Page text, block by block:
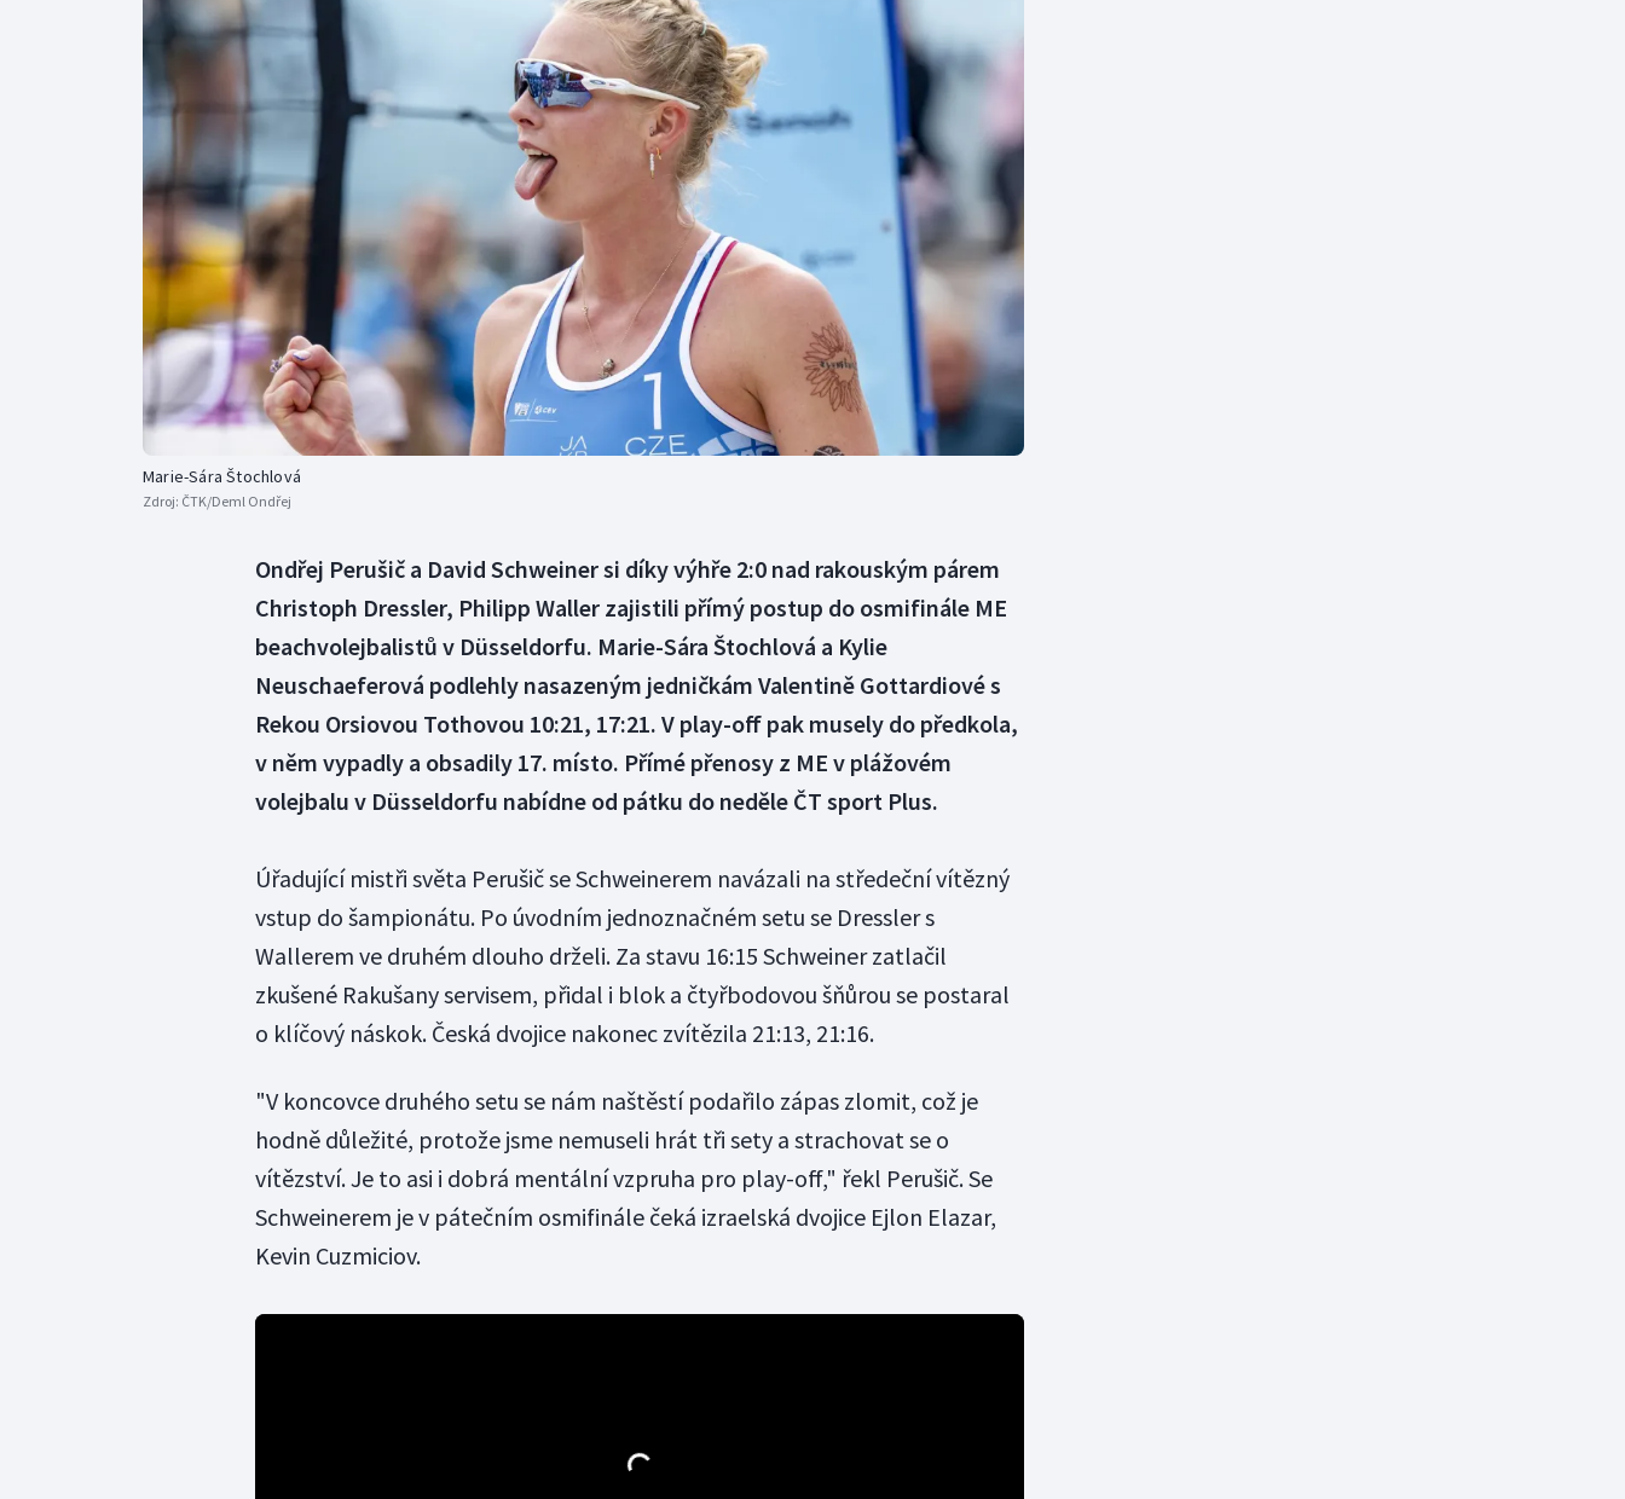
Florbal
Golf
Gymnastika
Moderní pětiboj
Motorsport
Olympijské hry
Parasport
Plážový volejbal
Triatlon
Veslování
Volejbal
Ostatní
Marie-Sára Štochlová
Zdroj: ČTK/Deml Ondřej
Ondřej Perušič a David Schweiner si díky výhře 2:0 nad rakouským párem
Christoph Dressler, Philipp Waller zajistili přímý postup do osmifinále ME
beachvolejbalistů v Düsseldorfu. Marie-Sára Štochlová a Kylie
Neuschaeferová podlehly nasazeným jedničkám Valentině Gottardiové s
Rekou Orsiovou Tothovou 10:21, 17:21. V play-off pak musely do předkola,
v něm vypadly a obsadily 17. místo. Přímé přenosy z ME v plážovém
volejbalu v Düsseldorfu nabídne od pátku do neděle ČT sport Plus.
Úřadující mistři světa Perušič se Schweinerem navázali na středeční vítězný
vstup do šampionátu. Po úvodním jednoznačném setu se Dressler s
Wallerem ve druhém dlouho drželi. Za stavu 16:15 Schweiner zatlačil
zkušené Rakušany servisem, přidal i blok a čtyřbodovou šňůrou se postaral
o klíčový náskok. Česká dvojice nakonec zvítězila 21:13, 21:16.
"V koncovce druhého setu se nám naštěstí podařilo zápas zlomit, což je
hodně důležité, protože jsme nemuseli hrát tři sety a strachovat se o
vítězství. Je to asi i dobrá mentální vzpruha pro play-off," řekl Perušič. Se
Schweinerem je v pátečním osmifinále čeká izraelská dvojice Ejlon Elazar,
Kevin Cuzmiciov.